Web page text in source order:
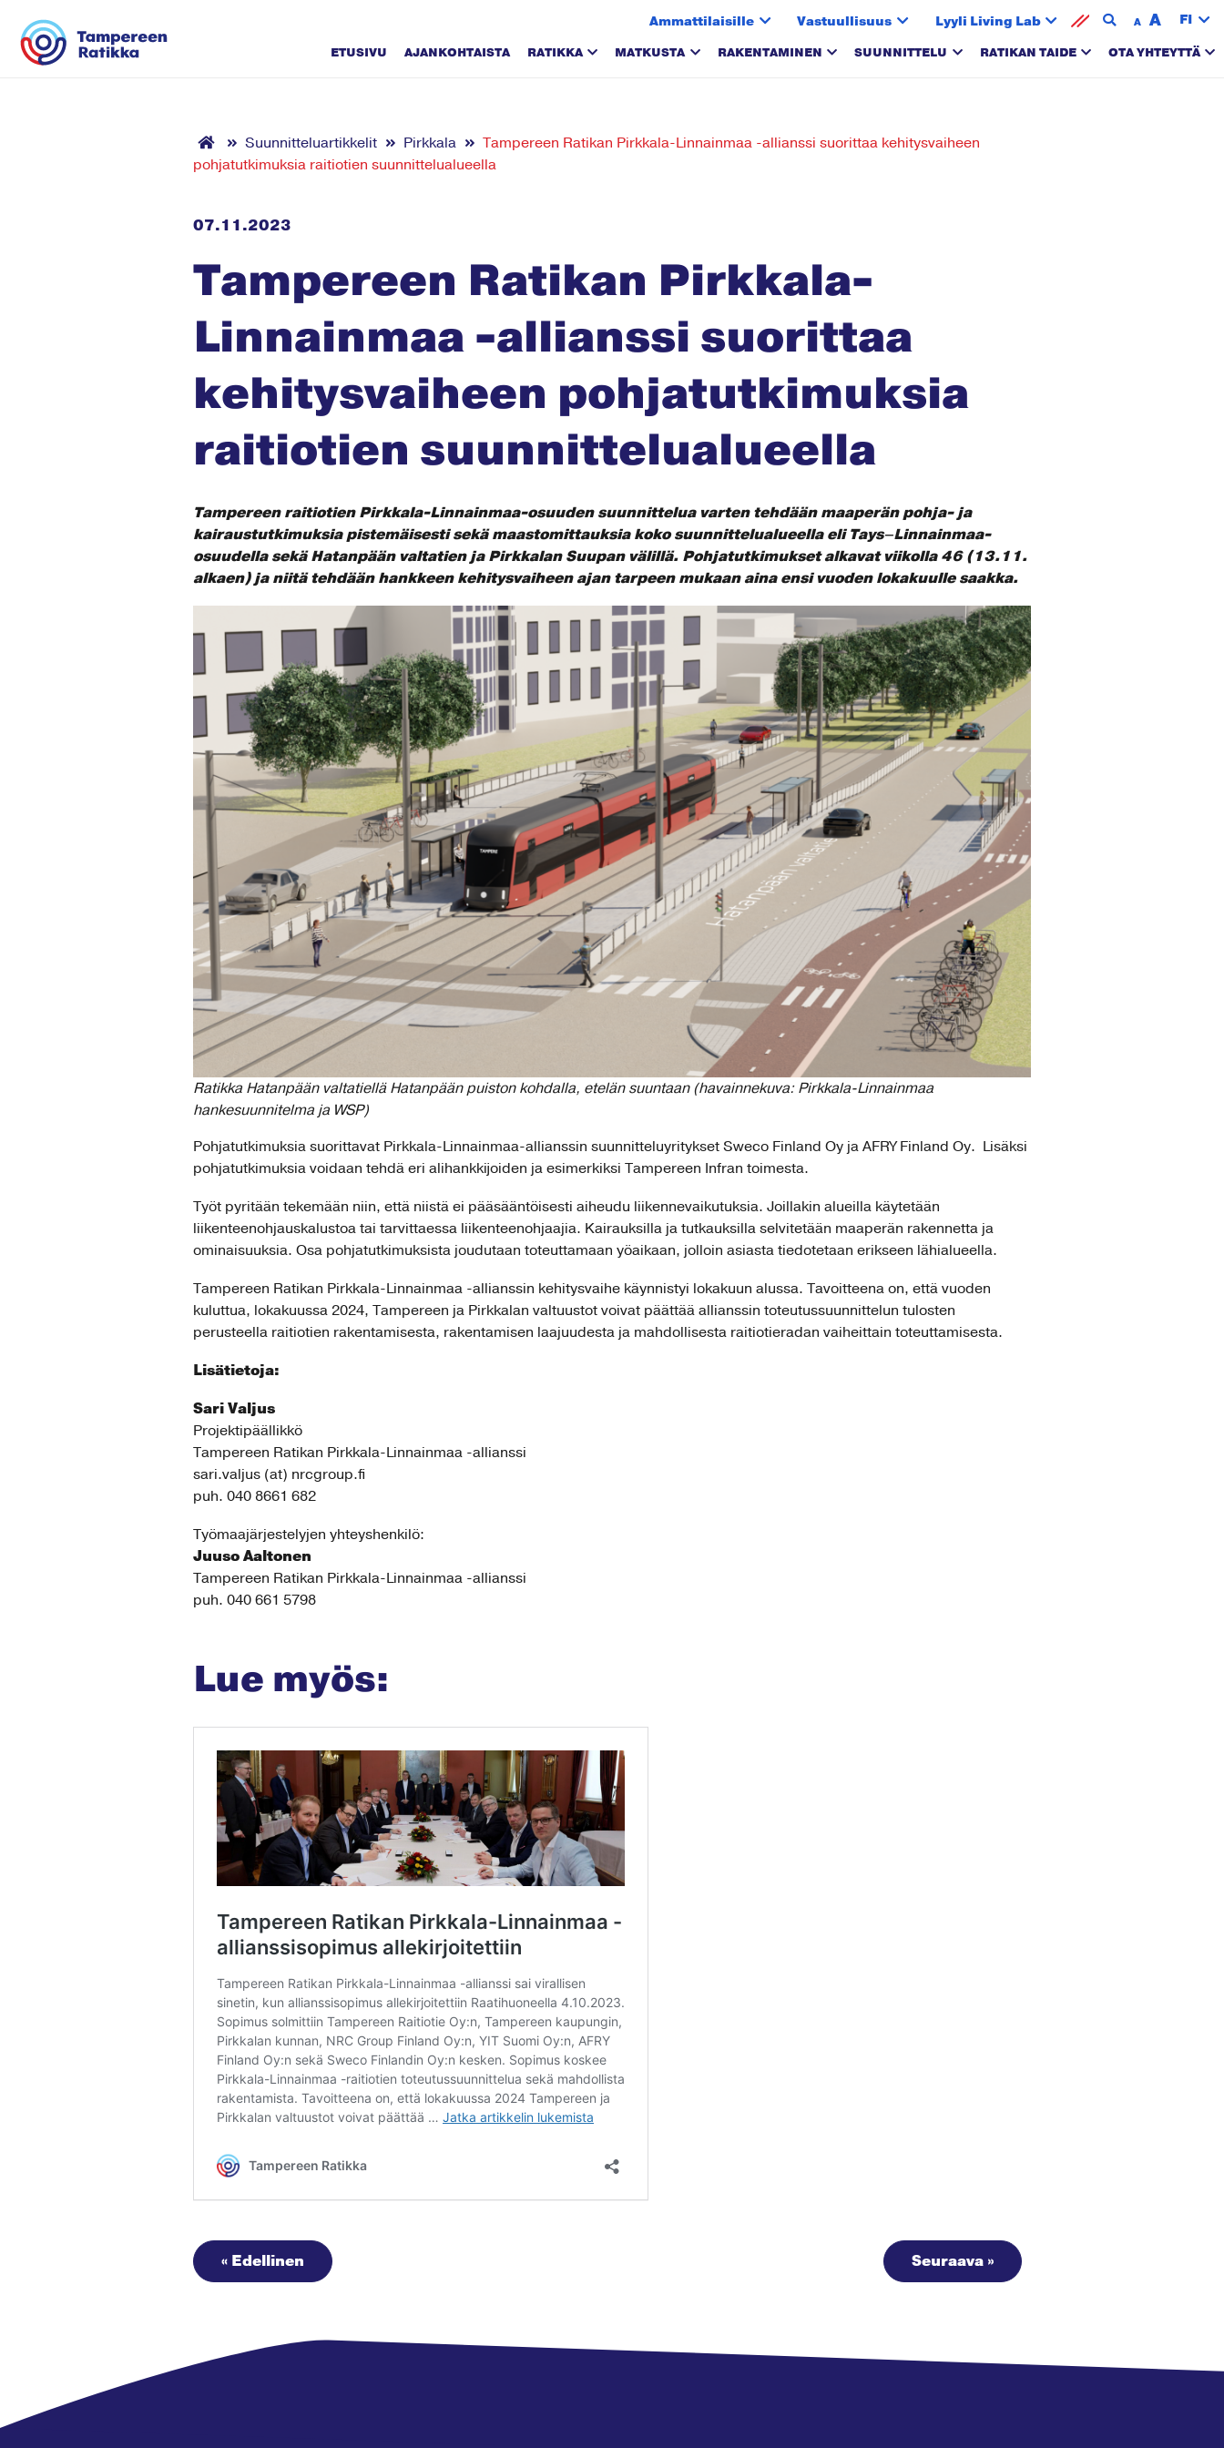
Ammattilaisille Vastuullisuus Lyyli Living Lab A A FI
ETUSIVU AJANKOHTAISTA RATIKKA MATKUSTA RAKENTAMINEN SUUNNITTELU RATIKAN TAIDE OTA YHTEYTTÄ
Suunnitteluartikkelit Pirkkala
Tampereen Ratikan Pirkkala-Linnainmaa -allianssi suorittaa kehitysvaiheen
pohjatutkimuksia raitiotien suunnittelualueella
07.11.2023
Tampereen Ratikan Pirkkala-
Linnainmaa -allianssi suorittaa
kehitysvaiheen pohjatutkimuksia
raitiotien suunnittelualueella
Tampereen raitiotien Pirkkala-Linnainmaa-osuuden suunnittelua varten tehdään maaperän pohja- ja
kairaustutkimuksia pistemäisesti sekä maastomittauksia koko suunnittelualueella eli Tays–Linnainmaa-
osuudella sekä Hatanpään valtatien ja Pirkkalan Suupan välillä. Pohjatutkimukset alkavat viikolla 46 (13.11.
alkaen) ja niitä tehdään hankkeen kehitysvaiheen ajan tarpeen mukaan aina ensi vuoden lokakuulle saakka.
Ratikka Hatanpään valtatiellä Hatanpään puiston kohdalla, etelän suuntaan (havainnekuva: Pirkkala-Linnainmaa
hankesuunnitelma ja WSP)
Pohjatutkimuksia suorittavat Pirkkala-Linnainmaa-allianssin suunnitteluyritykset Sweco Finland Oy ja AFRY Finland Oy. Lisäksi
pohjatutkimuksia voidaan tehdä eri alihankkijoiden ja esimerkiksi Tampereen Infran toimesta.
Työt pyritään tekemään niin, että niistä ei pääsääntöisesti aiheudu liikennevaikutuksia. Joillakin alueilla käytetään
liikenteenohjauskalustoa tai tarvittaessa liikenteenohjaajia. Kairauksilla ja tutkauksilla selvitetään maaperän rakennetta ja
ominaisuuksia. Osa pohjatutkimuksista joudutaan toteuttamaan yöaikaan, jolloin asiasta tiedotetaan erikseen lähialueella.
Tampereen Ratikan Pirkkala-Linnainmaa -allianssin kehitysvaihe käynnistyi lokakuun alussa. Tavoitteena on, että vuoden
kuluttua, lokakuussa 2024, Tampereen ja Pirkkalan valtuustot voivat päättää allianssin toteutussuunnittelun tulosten
perusteella raitiotien rakentamisesta, rakentamisen laajuudesta ja mahdollisesta raitiotieradan vaiheittain toteuttamisesta.
Lisätietoja:
Sari Valjus
Projektipäällikkö
Tampereen Ratikan Pirkkala-Linnainmaa -allianssi
sari.valjus (at) nrcgroup.fi
puh. 040 8661 682
Työmaajärjestelyjen yhteyshenkilö:
Juuso Aaltonen
Tampereen Ratikan Pirkkala-Linnainmaa -allianssi
puh. 040 661 5798
Lue myös:
Seuraava »
« Edellinen